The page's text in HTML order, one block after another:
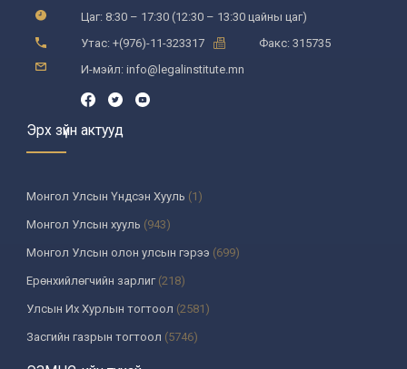
Цаг: 8:30 – 17:30 (12:30 – 13:30 цайны цаг)
Утас: +(976)-11-323317
Факс: 315735
И-мэйл: info@legalinstitute.mn
Эрх зүйн актууд
Монгол Улсын Үндсэн Хууль (1)
Монгол Улсын хууль (943)
Монгол Улсын олон улсын гэрээ (699)
Ерөнхийлөгчийн зарлиг(218)
Улсын Их Хурлын тогтоол (2581)
Засгийн газрын тогтоол (5746)
Үндсэн хуулийн цэцийн шийдвэр